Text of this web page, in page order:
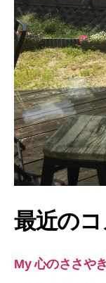
最近のコ
My 心のささや